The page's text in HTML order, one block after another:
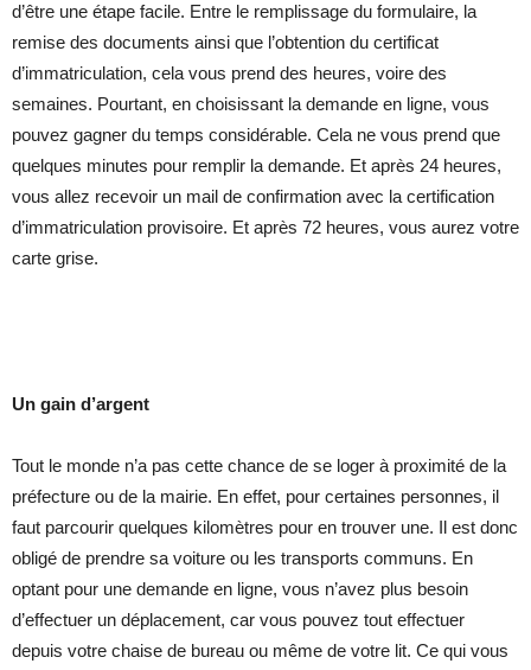
d’être une étape facile. Entre le remplissage du formulaire, la
remise des documents ainsi que l’obtention du certificat
d’immatriculation, cela vous prend des heures, voire des
semaines. Pourtant, en choisissant la demande en ligne, vous
pouvez gagner du temps considérable. Cela ne vous prend que
quelques minutes pour remplir la demande. Et après 24 heures,
vous allez recevoir un mail de confirmation avec la certification
d’immatriculation provisoire. Et après 72 heures, vous aurez votre
carte grise.
Un gain d’argent
Tout le monde n’a pas cette chance de se loger à proximité de la
préfecture ou de la mairie. En effet, pour certaines personnes, il
faut parcourir quelques kilomètres pour en trouver une. Il est donc
obligé de prendre sa voiture ou les transports communs. En
optant pour une demande en ligne, vous n’avez plus besoin
d’effectuer un déplacement, car vous pouvez tout effectuer
depuis votre chaise de bureau ou même de votre lit. Ce qui vous